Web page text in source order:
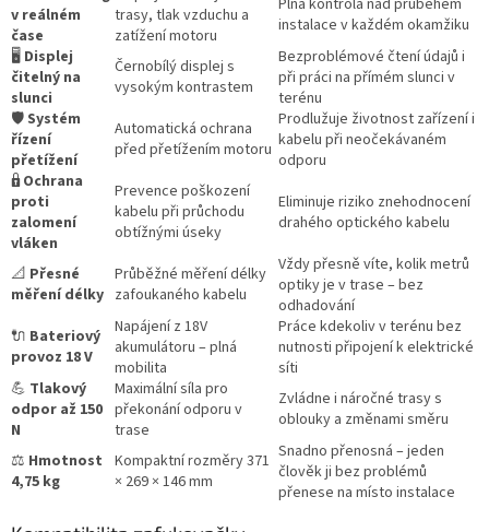
v reálném
čase
trasy, tlak vzduchu a
zatížení motoru
Plná kontrola nad průběhem
instalace v každém okamžiku
🖥️ Displej
čitelný na
slunci
Černobílý displej s
vysokým kontrastem
Bezproblémové čtení údajů i
při práci na přímém slunci v
terénu
🛡️Systém
řízení
přetížení
Automatická ochrana
před přetížením motoru
Prodlužuje životnost zařízení i
kabelu při neočekávaném
odporu
🔒 Ochrana
proti
zalomení
vláken
Prevence poškození
kabelu při průchodu
obtížnými úseky
Eliminuje riziko znehodnocení
drahého optického kabelu
📐 Přesné
měření délky
Průběžné měření délky
zafoukaného kabelu
Vždy přesně víte, kolik metrů
optiky je v trase – bez
odhadování
🔌 Bateriový
provoz 18 V
Napájení z 18V
akumulátoru – plná
mobilita
Práce kdekoliv v terénu bez
nutnosti připojení k elektrické
síti
💪 Tlakový
odpor až 150
N
Maximální síla pro
překonání odporu v
trase
Zvládne i náročné trasy s
oblouky a změnami směru
⚖️ Hmotnost
4,75 kg
Kompaktní rozměry 371
× 269 × 146 mm
Snadno přenosná – jeden
člověk ji bez problémů
přenese na místo instalace